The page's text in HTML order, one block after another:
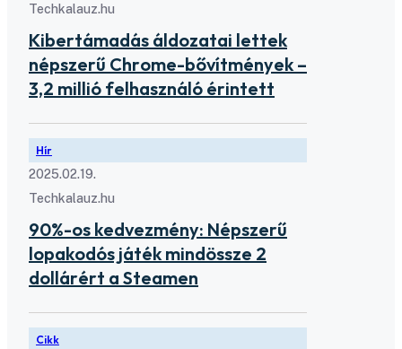
Techkalauz.hu
Kibertámadás áldozatai lettek
népszerű Chrome-bővítmények –
3,2 millió felhasználó érintett
Hír
2025.02.19.
Techkalauz.hu
90%-os kedvezmény: Népszerű
lopakodós játék mindössze 2
dollárért a Steamen
Cikk